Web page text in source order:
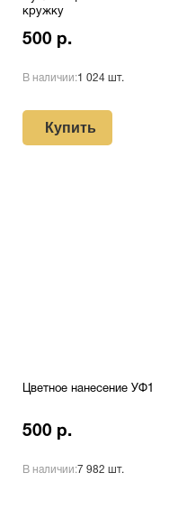
кружку
500 р.
В наличии:1 024 шт.
Купить
Цветное нанесение УФ1
500 р.
В наличии:7 982 шт.